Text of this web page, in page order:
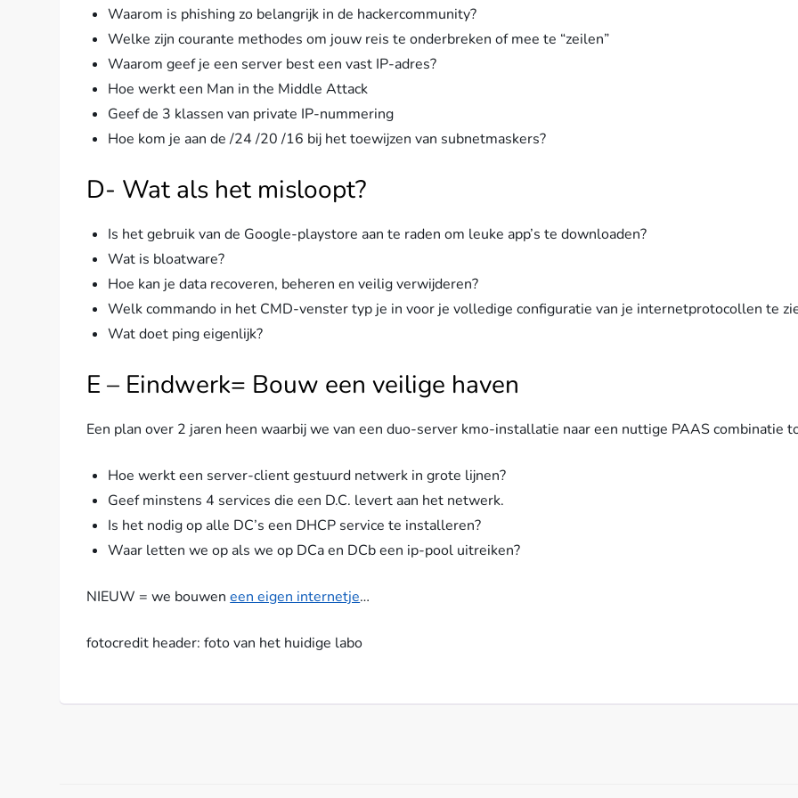
Waarom is phishing zo belangrijk in de hackercommunity?
Welke zijn courante methodes om jouw reis te onderbreken of mee te “zeilen”
Waarom geef je een server best een vast IP-adres?
Hoe werkt een Man in the Middle Attack
Geef de 3 klassen van private IP-nummering
Hoe kom je aan de /24 /20 /16 bij het toewijzen van subnetmaskers?
D- Wat als het misloopt?
Is het gebruik van de Google-playstore aan te raden om leuke app’s te downloaden?
Wat is bloatware?
Hoe kan je data recoveren, beheren en veilig verwijderen?
Welk commando in het CMD-venster typ je in voor je volledige configuratie van je internetprotocollen te
Wat doet ping eigenlijk?
E – Eindwerk= Bouw een veilige haven
Een plan over 2 jaren heen waarbij we van een duo-server kmo-installatie naar een nuttige PAAS combinatie
Hoe werkt een server-client gestuurd netwerk in grote lijnen?
Geef minstens 4 services die een D.C. levert aan het netwerk.
Is het nodig op alle DC’s een DHCP service te installeren?
Waar letten we op als we op DCa en DCb een ip-pool uitreiken?
NIEUW = we bouweneen eigen internetje…
fotocredit header: foto van het huidige labo